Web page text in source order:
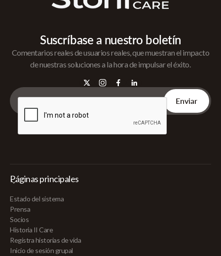
Suscríbase a nuestro boletín
Comentarios reales de usuarios reales, que muestran el impacto
de nuestras soluciones a la hora de impulsar el éxito.
Páginas principales
Estado del sistema
Prensa
Socios
Historia II Care
Registra historias de vida
Inicio de sesión grupal